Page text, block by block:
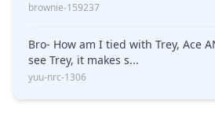
brownie-159237
Bro- How am I tied with Trey, Ace
see Trey, it makes s...
yuu-nrc-1306